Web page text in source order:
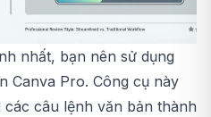
nhất, bạn nên sử dụng
Canva Pro. Công cụ này
câu lệnh văn bản thành